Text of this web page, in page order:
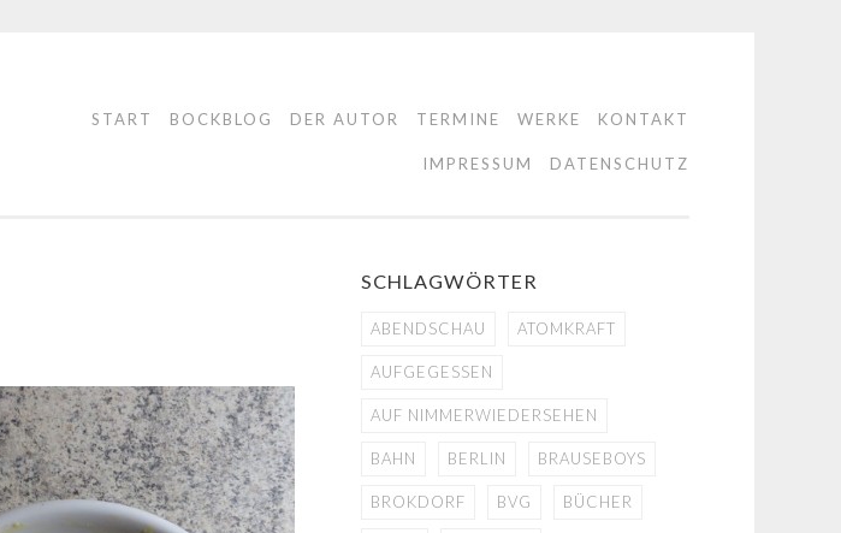
START BOCKBLOG DER AUTOR TERMINE WERKE KONTAKT
IMPRESSUM DATENSCHUTZ
SCHLAGWÖRTER
ABENDSCHAU ATOMKRAFT
AUFGEGESSEN
AUF NIMMERWIEDERSEHEN
BAHN BERLIN BRAUSEBOYS
BROKDORF BVG BÜCHER